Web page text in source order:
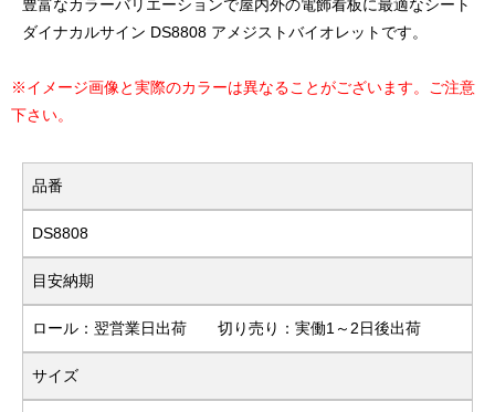
豊富なカラーバリエーションで屋内外の電飾看板に最適なシート
ダイナカルサイン DS8808 アメジストバイオレットです。
※イメージ画像と実際のカラーは異なることがございます。ご注意
下さい。
品番
DS8808
目安納期
ロール：翌営業日出荷 切り売り：実働1～2日後出荷
サイズ